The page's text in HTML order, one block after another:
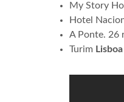
My Story
Hotel
A Ponte. 26
Turim Lisboa